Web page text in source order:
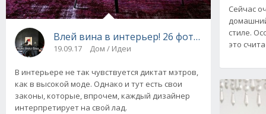
Влей вина в интерьер! 26 фото + ВИДЕО
19.09.17 Дом / Идеи
В интерьере не так чувствуется диктат мэтров,
как в высокой моде. Однако и тут есть свои
законы, которые, впрочем, каждый дизайнер
интерпретирует на свой лад.
Сейчас
стиле.
это